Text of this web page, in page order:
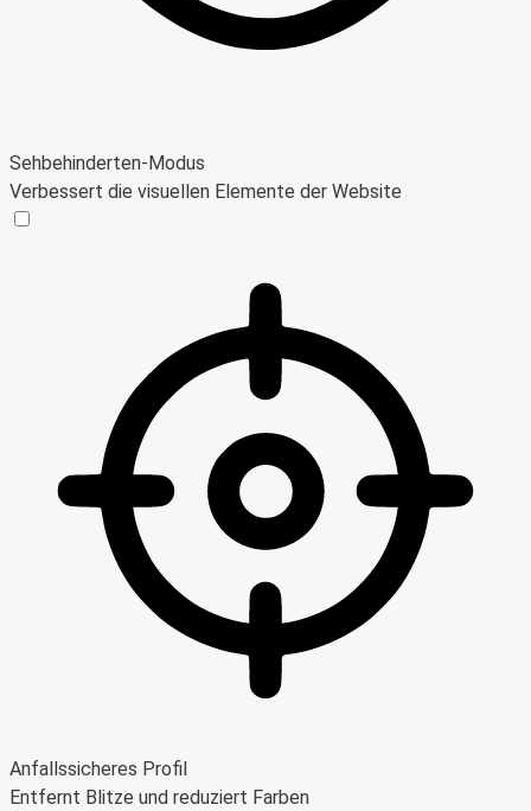
Sehbehinderten-Modus
Verbessert die visuellen Elemente der Website
Anfallssicheres Profil
Entfernt Blitze und reduziert Farben